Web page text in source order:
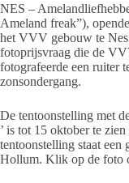
NES –
Ameland freak”),
het VVV gebouw te
fotoprijsvraag die de
fotografeerde een ruiter
zonsondergang.
De tentoonstelling met
’ is tot 15 oktober te
tentoonstelling staat
Hollum. Klik op de foto